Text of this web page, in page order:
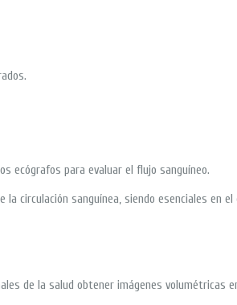
ecógrafos para evaluar el flujo sanguíneo.
circulación sanguínea, siendo esenciales en
de la salud obtener imágenes volumétricas